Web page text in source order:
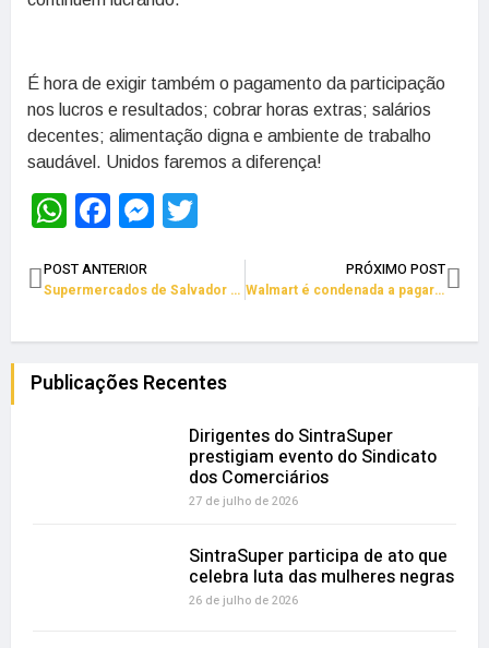
É hora de exigir também o pagamento da participação
nos lucros e resultados; cobrar horas extras; salários
decentes; alimentação digna e ambiente de trabalho
saudável. Unidos faremos a diferença!
WhatsApp
Facebook
Messenger
POST ANTERIOR
Supermercados de Salvador continuam vendendo o suco Ades condenado pela Anvisa
PRÓXIMO POST
Walmart é condenada a pagar R$ 155 mil a funcionário que ficou paraplégico
Publicações Recentes
Dirigentes do SintraSuper
prestigiam evento do Sindicato
dos Comerciários
27 de julho de 2026
SintraSuper participa de ato que
celebra luta das mulheres negras
26 de julho de 2026